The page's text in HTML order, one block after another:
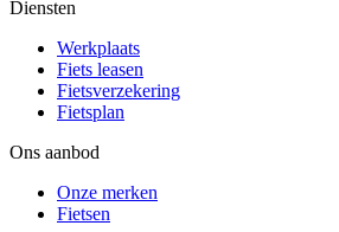
Diensten
Werkplaats
Fiets leasen
Fietsverzekering
Fietsplan
Ons aanbod
Onze merken
Fietsen